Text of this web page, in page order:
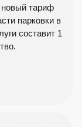
новый тариф
парковки в
составит 1